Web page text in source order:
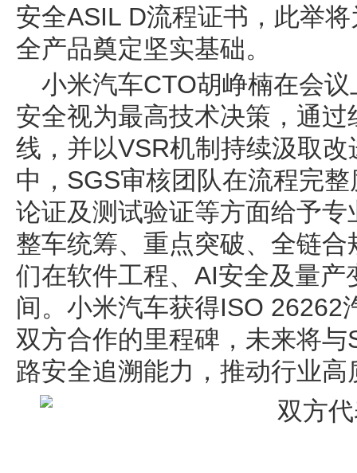
安全ASIL D流程证书，此举
全产品奠定坚实基础。
小米汽车CTO胡峥楠在会
安全视为最高技术决策，通
线，并以VSR机制持续汲取
中，SGS审核团队在流程完
论证及测试验证等方面给予
整车统筹、重点突破、全链
们在软件工程、AI安全及量
间。小米汽车获得ISO 26262
双方合作的里程碑，未来将
路安全追溯能力，推动行业高